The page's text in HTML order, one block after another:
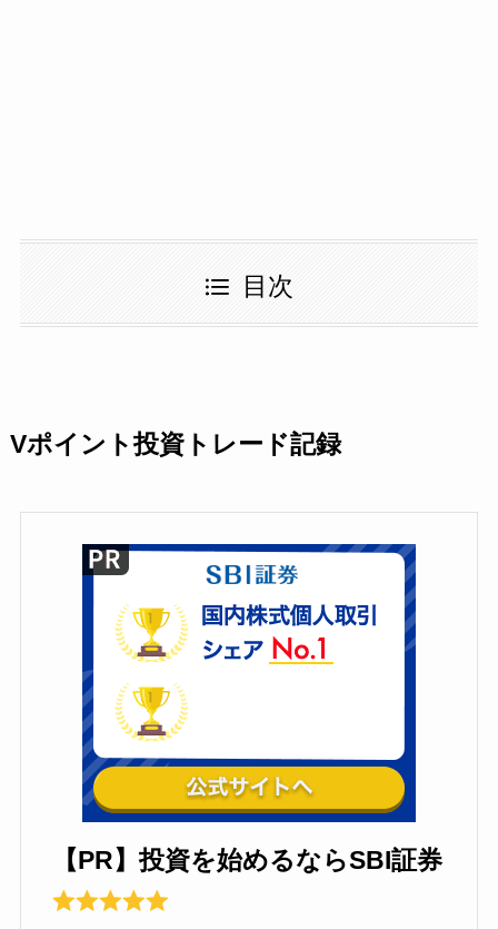
目次
Vポイント投資トレード記録
【PR】投資を始めるならSBI証券